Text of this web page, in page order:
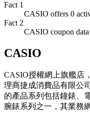
Fact 1
CASIO offers 0
Fact 2
CASIO coupon
CASIO
CASIO授權網上旗艦店
理商捷成消費品有限公
的產品系列包括鐘錶、
腕錶系列之一，其業務